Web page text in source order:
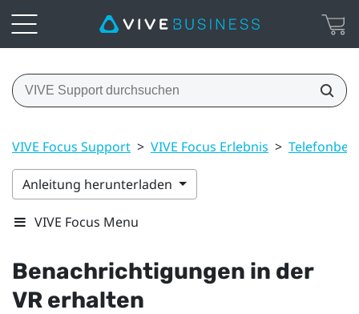
VIVE Focus Support > VIVE Focus Erlebnis >
Anleitung herunterladen
VIVE Focus Menu
Benachrichtigungen in der
VR erhalten